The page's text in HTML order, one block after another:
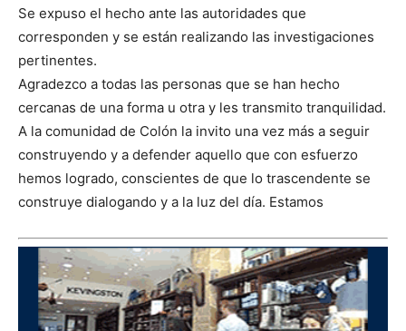
Se expuso el hecho ante las autoridades que
corresponden y se están realizando las investigaciones
pertinentes.
Agradezco a todas las personas que se han hecho
cercanas de una forma u otra y les transmito tranquilidad.
A la comunidad de Colón la invito una vez más a seguir
construyendo y a defender aquello que con esfuerzo
hemos logrado, conscientes de que lo trascendente se
construye dialogando y a la luz del día. Estamos